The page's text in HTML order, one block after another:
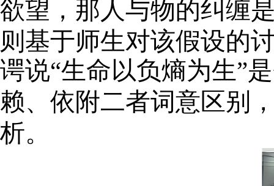
欲望，那人与物的纠缠
则基于师生对该假设的
谔说“生命以负熵为生”
赖、依附二者词意区别
析。